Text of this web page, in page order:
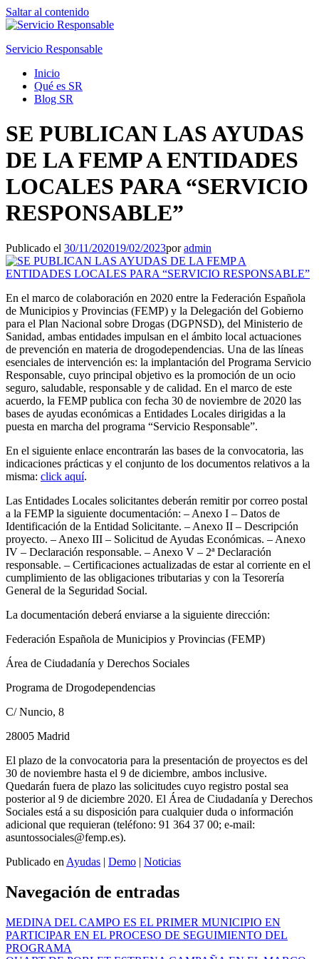
Saltar al contenido
Servicio Responsable
Inicio
Qué es SR
Blog SR
SE PUBLICAN LAS AYUDAS
DE LA FEMP A ENTIDADES
LOCALES PARA “SERVICIO
RESPONSABLE”
Publicado el 30/11/202019/02/2023por admin
En el marco de colaboración en 2020 entre la Federación Española
de Municipios y Provincias (FEMP) y la Delegación del Gobierno
para el Plan Nacional sobre Drogas (DGPNSD), del Ministerio de
Sanidad, ambas entidades impulsan en el ámbito local actuaciones
de prevención en materia de drogodependencias. Una de las líneas
esenciales de intervención es: la implantación del Programa Servicio
Responsable, cuyo principal objetivo es la promoción de un ocio
seguro, saludable, responsable y de calidad. En el marco de este
acuerdo, la FEMP publica con fecha 30 de noviembre de 2020 las
bases de ayudas económicas a Entidades Locales dirigidas a la
puesta en marcha del programa “Servicio Responsable”.
En el siguiente enlace encontrarán las bases de la convocatoria, las
indicaciones prácticas y el conjunto de los documentos relativos a la
misma: click aquí.
Las Entidades Locales solicitantes deberán remitir por correo postal
a la FEMP la siguiente documentación: – Anexo I – Datos de
Identificación de la Entidad Solicitante. – Anexo II – Descripción
proyecto. – Anexo III – Solicitud de Ayudas Económicas. – Anexo
IV – Declaración responsable. – Anexo V – 2ª Declaración
responsable. – Certificaciones actualizadas de estar al corriente en el
cumplimiento de las obligaciones tributarias y con la Tesorería
General de la Seguridad Social.
La documentación deberá enviarse a la siguiente dirección:
Federación Española de Municipios y Provincias (FEMP)
Área de Ciudadanía y Derechos Sociales
Programa de Drogodependencias
C/ Nuncio, 8
28005 Madrid
El plazo de la convocatoria para la presentación de proyectos es del
30 de noviembre hasta el 9 de diciembre, ambos inclusive.
Quedarán fuera de plazo las solicitudes cuyo registro postal sea
posterior al 9 de diciembre 2020. El Área de Ciudadanía y Derechos
Sociales está a su disposición para cualquier duda o información
adicional que requieran (teléfono: 91 364 37 00; e-mail:
asuntossociales@femp.es).
Publicado en Ayudas | Demo | Noticias
Navegación de entradas
MEDINA DEL CAMPO ES EL PRIMER MUNICIPIO EN
PARTICIPAR EN EL PROCESO DE SEGUIMIENTO DEL
PROGRAMA